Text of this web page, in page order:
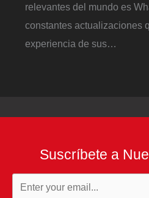
relevantes del mundo es
constantes actualizaciones
experiencia de sus…
Suscríbete a